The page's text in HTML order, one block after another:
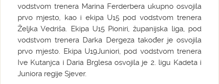
vodstvom trenera Marina Ferderbera ukupno osvojila
prvo mjesto, kao i ekipa U15 pod vodstvom trenera
Željka Vedriša. Ekipa U15 Pioniri, županijska liga, pod
vodstvom trenera Darka Dergeza također je osvojila
prvo mjesto. Ekipa U19Juniori, pod vodstvom trenera
Ive Kutanjca i Daria Brglesa osvojila je 2. ligu Kadeta i
Juniora regije Sjever.